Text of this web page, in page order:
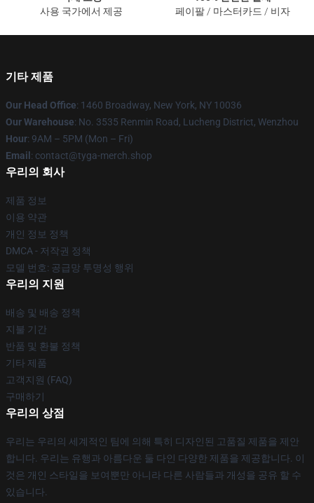
사용 국가에서 제공
페이팔 / 마스터카드 / 비자
기타 제품
Our Head Office: 1460 Broadway, New York, NY 10036
Our Warehouse: No. 3535 Renmin Road, Lucheng District, Wenzhou
Hour: 9AM – 5PM (Mon – Fri)
Email : contact@tyga-merch.shop
우리의 회사
제품 정보
이용 약관
개인 정보 정책
DMCA - 저작권 정책
모델 번호: 공급망 투명성 행위
우리의 지원
배송 및 배송 정책
지불 기간
반품 및 환불 정책
기타 제품
고객지원 (FAQ)
구매하기
우리의 상점
우리는 우리의 세계적인 팀에 의해 특히 디자인된 고품질 제품을 제안
합니다. 우리는 유행과 아름다운 둘 다인 다양한 제품을 제공합니다. 이
것은 개인 스타일을 보여뿐만 아니라 다른 사람들과 개성을 공유 할 수
있습니다.